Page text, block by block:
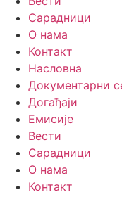
Сарадници
О нама
Контакт
Насловна
Документарни
Догађаји
Емисије
Вести
Сарадници
О нама
Контакт